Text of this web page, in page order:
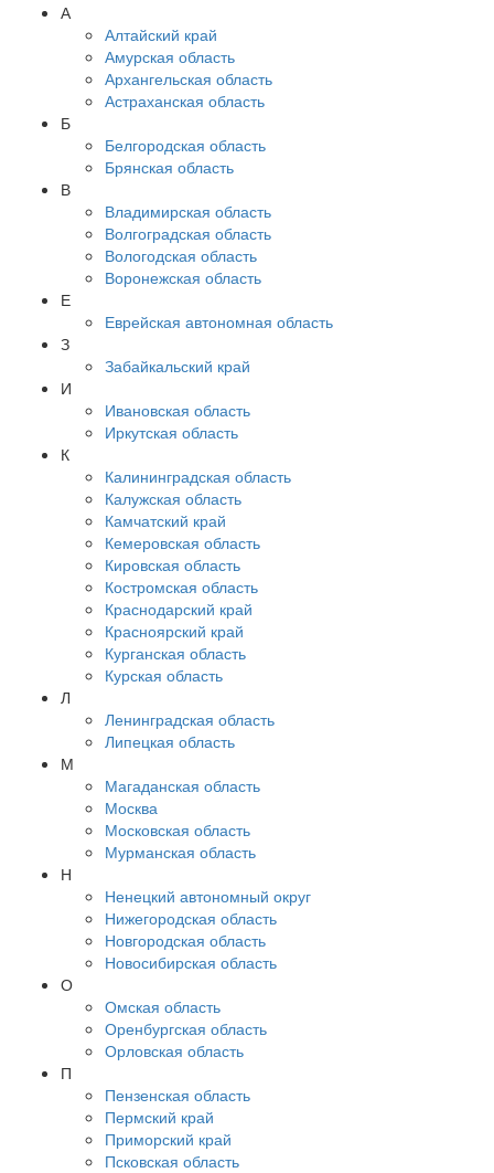
А
Алтайский край
Амурская область
Архангельская область
Астраханская область
Б
Белгородская область
Брянская область
В
Владимирская область
Волгоградская область
Вологодская область
Воронежская область
Е
Еврейская автономная область
З
Забайкальский край
И
Ивановская область
Иркутская область
К
Калининградская область
Калужская область
Камчатский край
Кемеровская область
Кировская область
Костромская область
Краснодарский край
Красноярский край
Курганская область
Курская область
Л
Ленинградская область
Липецкая область
М
Магаданская область
Москва
Московская область
Мурманская область
Н
Ненецкий автономный округ
Нижегородская область
Новгородская область
Новосибирская область
О
Омская область
Оренбургская область
Орловская область
П
Пензенская область
Пермский край
Приморский край
Псковская область